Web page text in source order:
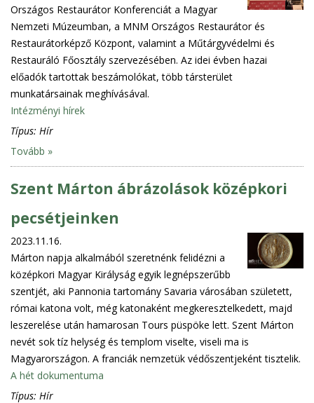
Országos Restaurátor Konferenciát a Magyar
Nemzeti Múzeumban, a MNM Országos Restaurátor és
Restaurátorképző Központ, valamint a Műtárgyvédelmi és
Restauráló Főosztály szervezésében. Az idei évben hazai
előadók tartottak beszámolókat, több társterület
munkatársainak meghívásával.
Intézményi hírek
Típus: Hír
Tovább »
Szent Márton ábrázolások középkori
pecsétjeinken
2023.11.16.
Márton napja alkalmából szeretnénk felidézni a
középkori Magyar Királyság egyik legnépszerűbb
szentjét, aki Pannonia tartomány Savaria városában született,
római katona volt, még katonaként megkeresztelkedett, majd
leszerelése után hamarosan Tours püspöke lett. Szent Márton
nevét sok tíz helység és templom viselte, viseli ma is
Magyarországon. A franciák nemzetük védőszentjeként tisztelik.
A hét dokumentuma
Típus: Hír